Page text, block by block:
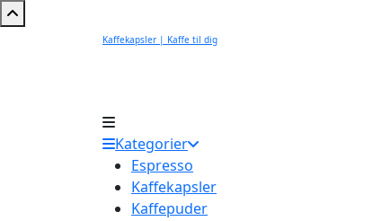
Kaffekapsler | Kaffe til dig
Kategorier
Espresso
Kaffekapsler
Kaffepuder